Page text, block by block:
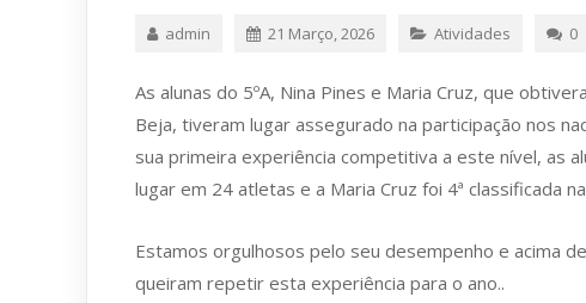
admin 21 Março, 2026 Atividades 0
As alunas do 5ºA, Nina Pines e Maria Cruz, que
Beja, tiveram lugar assegurado na participação nos
sua primeira experiência competitiva a este nível, as
lugar em 24 atletas e a Maria Cruz foi 4ª classificada
Estamos orgulhosos pelo seu desempenho e acima
queiram repetir esta experiência para o ano..